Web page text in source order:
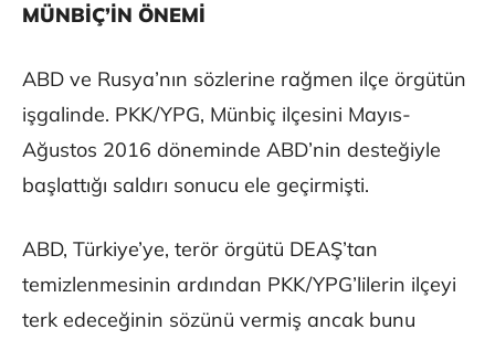
MÜNBİÇ’İN ÖNEMİ
ABD ve Rusya’nın sözlerine rağmen ilçe örgütün
işgalinde. PKK/YPG, Münbiç ilçesini Mayıs-
Ağustos 2016 döneminde ABD’nin desteğiyle
başlattığı saldırı sonucu ele geçirmişti.
ABD, Türkiye’ye, terör örgütü DEAŞ’tan
temizlenmesinin ardından PKK/YPG’lilerin ilçeyi
terk edeceğinin sözünü vermiş ancak bunu